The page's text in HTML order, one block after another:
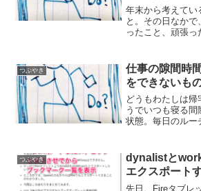
む
年末から考えてい
と。その日なか
ったこと、頑張
ックスを簡単に
んだか足りない
いていること良か
ことを書く頑張
つぶやき
仕事の隙間時
をできないも
どうもわたしは帰
うでいつも寝る
状態。毎日のルー
かしたいのです
状態を何とかし
クについて、自宅
要があるのかどう
つぶやき
dynalistと
エクスポート
先日、Fireタブレ